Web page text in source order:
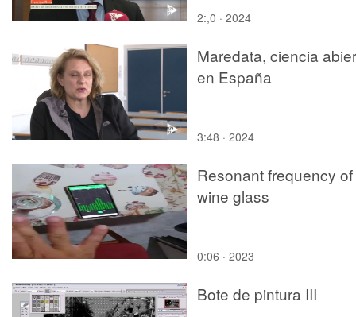
2:,0 · 2024
Maredata, ciencia
en España
3:48 · 2024
Resonant frequency
wine glass
0:06 · 2023
Bote de pintura III